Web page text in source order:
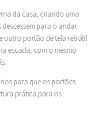
da casa, criando uma
para o andar
outro portão de tela retrátil
escada, com o mesmo
para que os portões
prática para os